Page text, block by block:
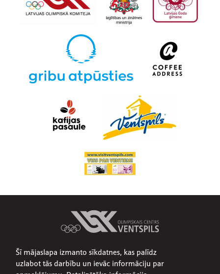
Šī mājaslapa izmanto sīkdatnes, kas palīdz
uzlabot tās darbību un ievāc informāciju par
Par mums
Publiskojamā informācija